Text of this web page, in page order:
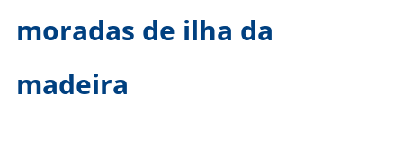
moradas de ilha da
madeira